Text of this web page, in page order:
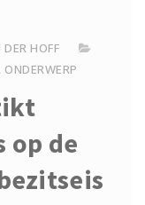
DER HOFF
ONDERWERP
op de